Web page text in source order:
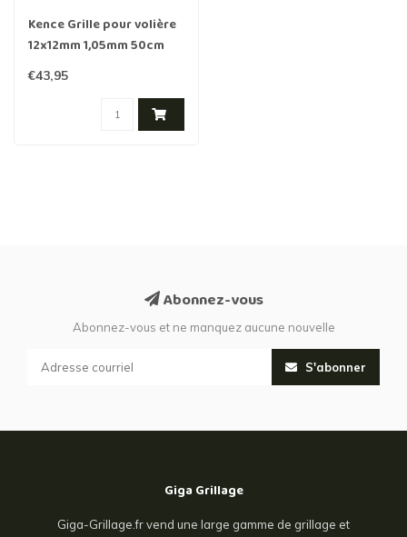
Kence Grille pour volière
12x12mm 1,05mm 50cm
25m vert
€43,95
Abonnez-vous
Abonnez-vous et ne manquez aucune nouvelle
S'abonner
Giga Grillage
Giga-Grillage.fr vend une large gamme de grillage et